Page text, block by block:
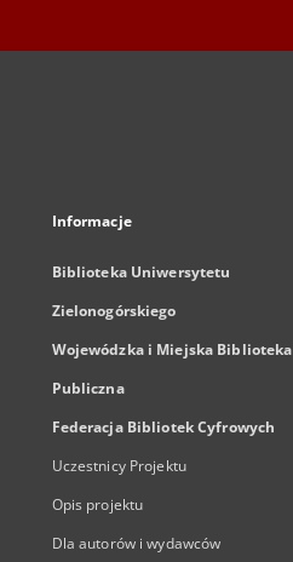
Informacje
Biblioteka Uniwersytetu
Zielonogórskiego
Wojewódzka i Miejska Biblioteka
Publiczna
Federacja Bibliotek Cyfrowych
Uczestnicy Projektu
Opis projektu
Dla autorów i wydawców